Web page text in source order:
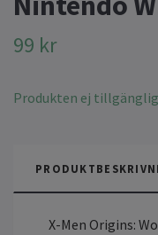
99 kr
Produkten ej
X-Men Origins: